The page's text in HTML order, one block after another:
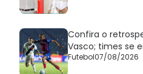
Confira o
Vasco; times se
Futebol07/08/2026